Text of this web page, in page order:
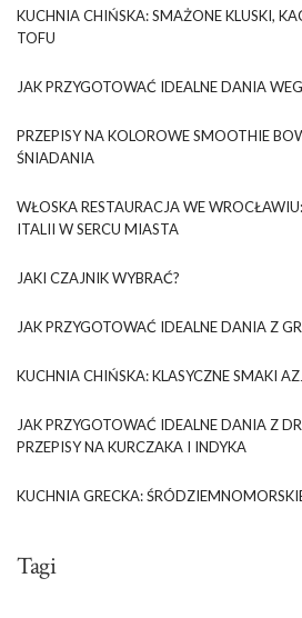
KUCHNIA CHIŃSKA: SMAŻONE KLUSKI,
TOFU
JAK PRZYGOTOWAĆ IDEALNE DANIA
PRZEPISY NA KOLOROWE SMOOTHIE
ŚNIADANIA
WŁOSKA RESTAURACJA WE
ITALII W SERCU MIASTA
JAKI CZAJNIK WYBRAĆ?
JAK PRZYGOTOWAĆ IDEALNE DANIA Z
KUCHNIA CHIŃSKA: KLASYCZNE SMAKI
JAK PRZYGOTOWAĆ IDEALNE DANIA Z
PRZEPISY NA KURCZAKA I INDYKA
KUCHNIA GRECKA:
Tagi